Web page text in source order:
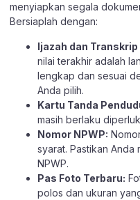
menyiapkan segala
Bersiaplah dengan:
Ijazah dan Transkrip
nilai terakhir adalah
lengkap dan sesuai
Anda pilih.
Kartu Tanda
masih berlaku
Nomor NPWP:
syarat. Pastikan Anda
NPWP.
Pas Foto Terbaru:
polos dan ukuran